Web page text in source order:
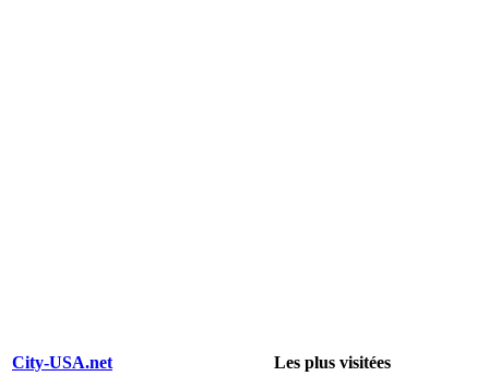
City-USA.net
Les plus visitées